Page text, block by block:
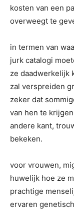
kosten van een
overweegt te
in termen van
jurk catalogi
ze daadwerkelijk
zal verspreiden
zeker dat
van hen te
andere kant,
bekeken.
voor vrouwen,
huwelijk hoe ze
prachtige
ervaren